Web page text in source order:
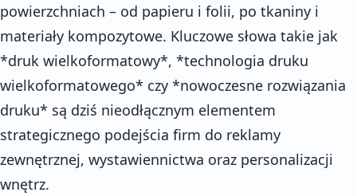
powierzchniach – od papieru i folii, po tkaniny i
materiały kompozytowe. Kluczowe słowa takie jak
*druk wielkoformatowy*, *technologia druku
wielkoformatowego* czy *nowoczesne rozwiązania
druku* są dziś nieodłącznym elementem
strategicznego podejścia firm do reklamy
zewnętrznej, wystawiennictwa oraz personalizacji
wnętrz.